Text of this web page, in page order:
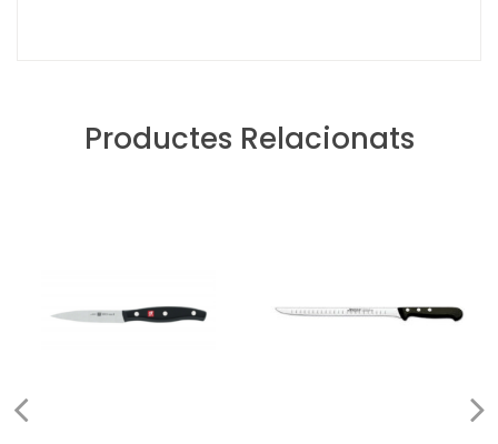
Productes Relacionats